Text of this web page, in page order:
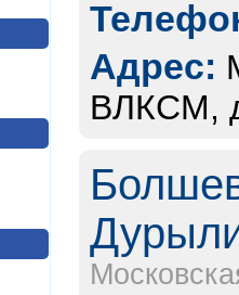
Адрес:
ВЛКСМ,